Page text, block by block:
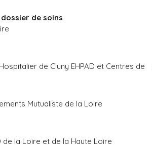
de soins
de Cluny EHPAD et Centres
Mutualiste de la Loire
de la Loire et de la Haute Loire